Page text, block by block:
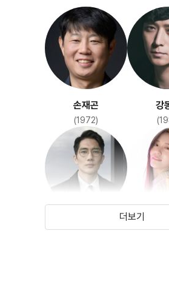
(2006)
손재곤
(1972)
강
더보기